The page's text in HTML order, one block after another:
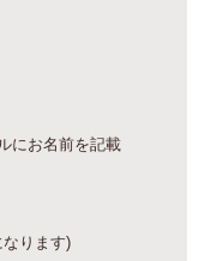
にお名前を記載
ります)